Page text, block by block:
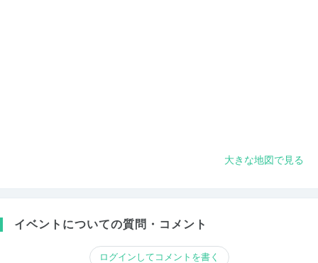
大きな地図で見る
イベントについての質問・コメント
ログインしてコメントを書く